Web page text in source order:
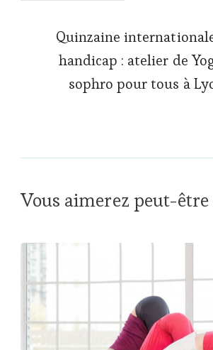
Quinzaine
handicap : atelier de
sophro pour tous à
Vous aimerez peut-être